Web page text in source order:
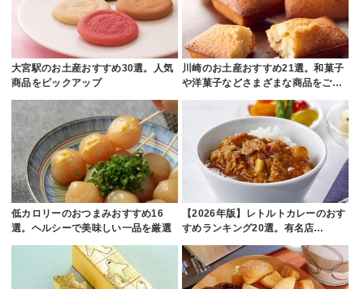
大宮駅のお土産おすすめ30選。人気
商品をピックアップ
川崎のお土産おすすめ21選。和菓子
や洋菓子などさまざまな商品をご…
低カロリーのおつまみおすすめ16
選。ヘルシーで美味しい一品を厳選
【2026年版】レトルトカレーのおす
すめランキング20選。有名店…